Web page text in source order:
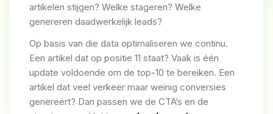
artikelen stijgen? Welke stageren? Welke
genereren daadwerkelijk leads?
Op basis van die data optimaliseren we continu.
Een artikel dat op positie 11 staat? Vaak is één
update voldoende om de top-10 te bereiken. Een
artikel dat veel verkeer maar weinig conversies
genereert? Dan passen we de CTA’s en de